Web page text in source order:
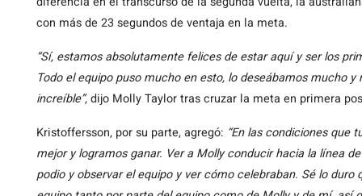
con más de 23 segundos de ventaja en la meta.
“Sí, estamos absolutamente felices de estar aquí y ser los
Todo el equipo puso mucho en esto, lo deseábamos mucho
increíble”, dijo Molly Taylor tras cruzar la meta en primera
Kristoffersson, por su parte, agregó: “En las condiciones que
mejor y logramos ganar. Ver a Molly conducir hacia la línea
podio y observar el equipo y ver cómo celebraban. Sé lo